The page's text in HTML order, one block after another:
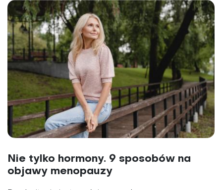
Nie tylko hormony. 9 sposobów na
objawy menopauzy